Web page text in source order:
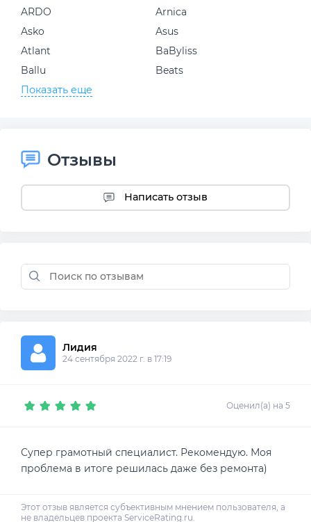
ARDO
Arnica
Asko
Asus
Atlant
BaByliss
Ballu
Beats
Показать еще
Отзывы
Написать отзыв
Лидия
24 сентября 2022 г. в 17:19
Оценил(а) на 5
Супер грамотный специалист. Рекомендую. Моя
проблема в итоге решилась даже без ремонта)